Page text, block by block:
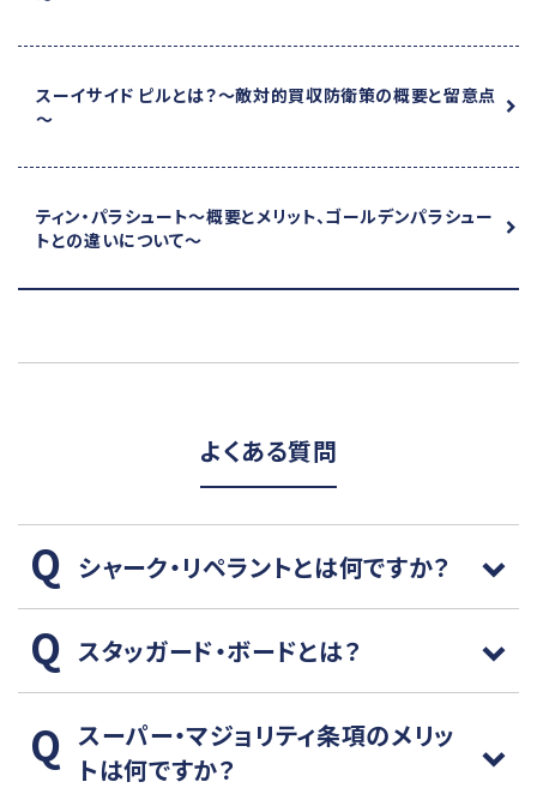
スーイサイド ピルとは？～敵対的買収防衛策の概要と留意点
～
ティン・パラシュート～概要とメリット、ゴールデンパラシュー
トとの違いについて～
よくある質問
シャーク・リペラントとは何ですか？
スタッガード・ボードとは？
スーパー・マジョリティ条項のメリッ
トは何ですか？